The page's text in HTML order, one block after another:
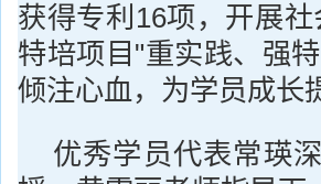
获得专利16项，开展
特培项目"重实践、强
倾注心血，为学员成长
优秀学员代表常瑛